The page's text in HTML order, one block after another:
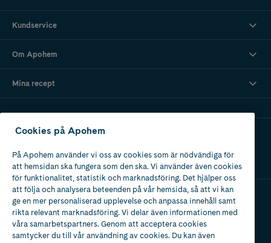
Kundservice
Om Apohem
Mina recept
Ladda ner vår app
Apotek med tillstånd
av Läkemedelsverket
Cookies på Apohem
På Apohem använder vi oss av cookies som är nödvändiga för
att hemsidan ska fungera som den ska. Vi använder även cookies
för funktionalitet, statistik och marknadsföring. Det hjälper oss
att följa och analysera beteenden på vår hemsida, så att vi kan
ge en mer personaliserad upplevelse och anpassa innehåll samt
rikta relevant marknadsföring. Vi delar även informationen med
våra samarbetspartners. Genom att acceptera cookies
samtycker du till vår användning av cookies. Du kan även